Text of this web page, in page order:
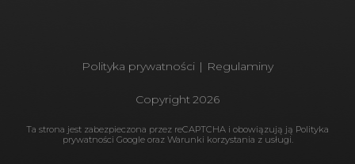
Polityka prywatności | Regulaminy
Copyright2026
Ta strona jest zabezpieczona przez reCAPTCHA i obowiązują ją Polityka
prywatności Googleoraz Warunki korzystania z usługi.